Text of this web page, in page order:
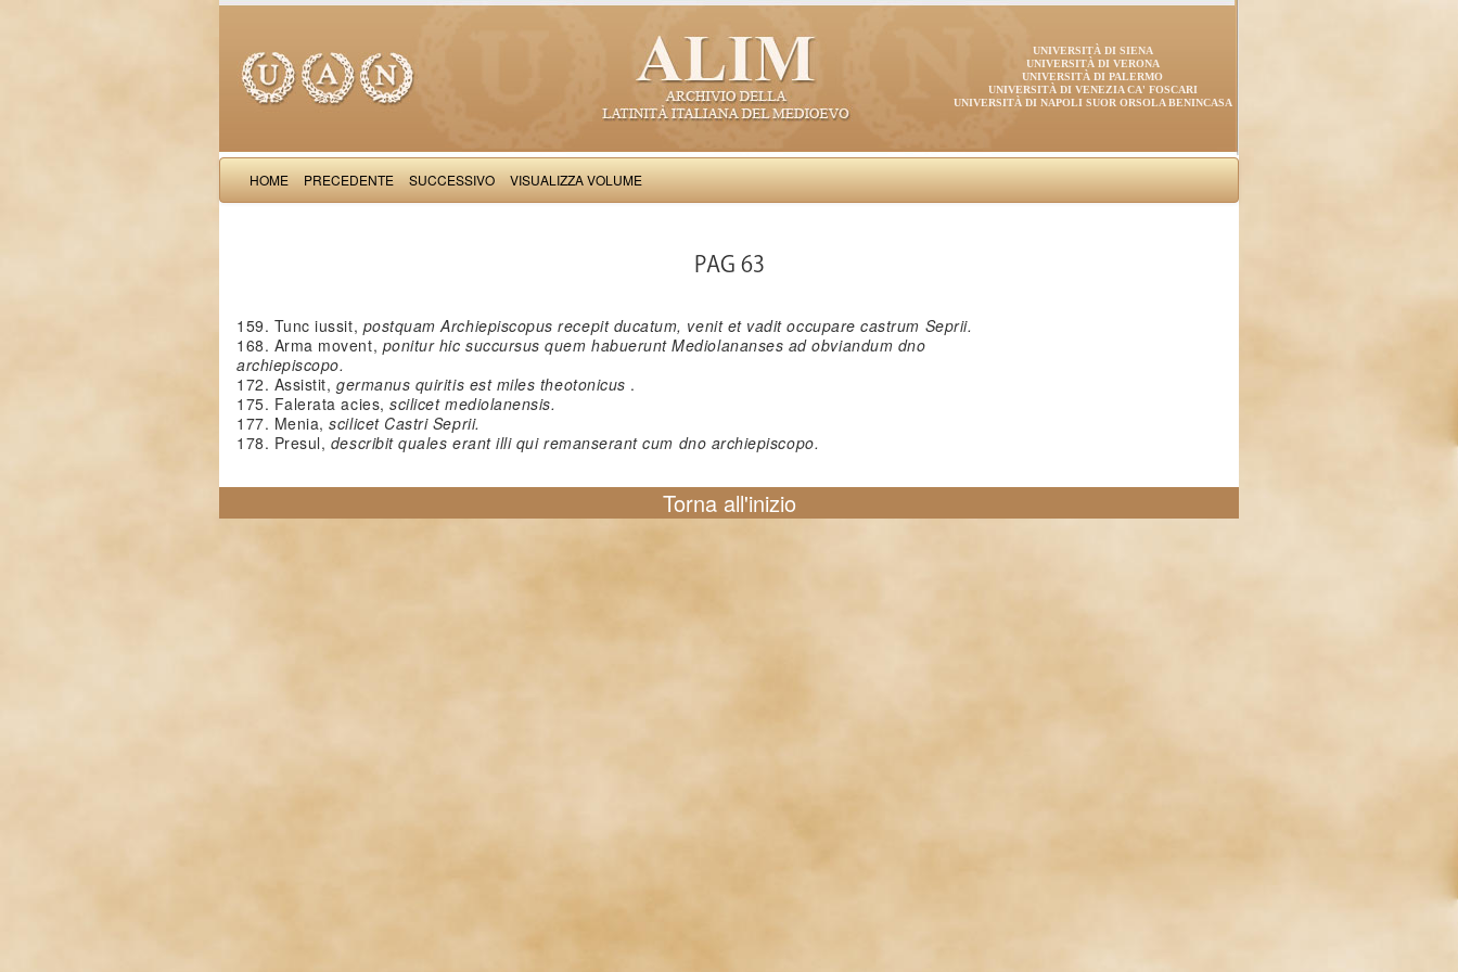
UNIVERSITÀ DI SIENA
UNIVERSITÀ DI VERONA
UNIVERSITÀ DI PALERMO
UNIVERSITÀ DI VENEZIA CA' FOSCARI
UNIVERSITÀ DI NAPOLI SUOR ORSOLA BENINCASA
HOME PRECEDENTE SUCCESSIVO VISUALIZZA VOLUME
PAG 63
159. Tunc iussit, postquam Archiepiscopus recepit ducatum, venit et vadit occupare castrum Seprii.
168. Arma movent, ponitur hic succursus quem habuerunt Mediolananses ad obviandum dno
archiepiscopo.
172. Assistit, germanus quiritis est miles theotonicus .
175. Falerata acies,scilicet mediolanensis.
177. Menia,scilicet Castri Seprii.
178. Presul, describit quales erant illi qui remanserant cum dno archiepiscopo.
Torna all'inizio